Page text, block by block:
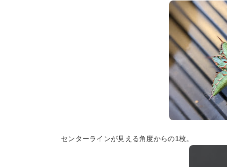
センターラインが見える角度からの1枚。